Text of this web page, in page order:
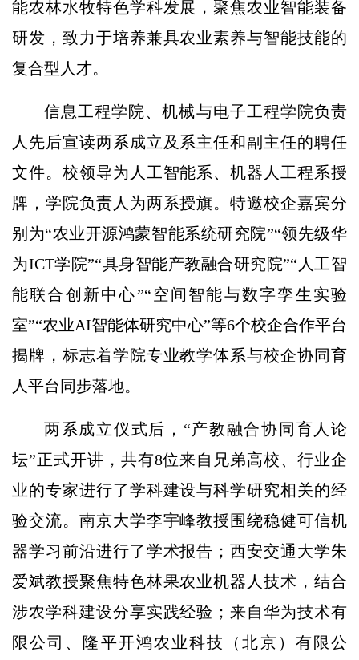
能农林水牧特色学科发展，聚焦农业智能装备
研发，致力于培养兼具农业素养与智能技能的
复合型人才。
信息工程学院、机械与电子工程学院负责
人先后宣读两系成立及系主任和副主任的聘任
文件。校领导为人工智能系、机器人工程系授
牌，学院负责人为两系授旗。特邀校企嘉宾分
别为“农业开源鸿蒙智能系统研究院”“领先级华
为ICT学院”“具身智能产教融合研究院”“人工智
能联合创新中心”“空间智能与数字孪生实验
室”“农业AI智能体研究中心”等6个校企合作平台
揭牌，标志着学院专业教学体系与校企协同育
人平台同步落地。
两系成立仪式后，“产教融合协同育人论
坛”正式开讲，共有8位来自兄弟高校、行业企
业的专家进行了学科建设与科学研究相关的经
验交流。南京大学李宇峰教授围绕稳健可信机
器学习前沿进行了学术报告；西安交通大学朱
爱斌教授聚焦特色林果农业机器人技术，结合
涉农学科建设分享实践经验；来自华为技术有
限公司、隆平开鸿农业科技（北京）有限公